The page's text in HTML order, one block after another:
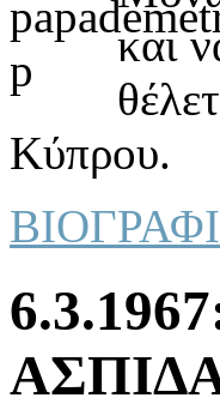
και
Κύπρου.
ΑΣΠIΔΑ